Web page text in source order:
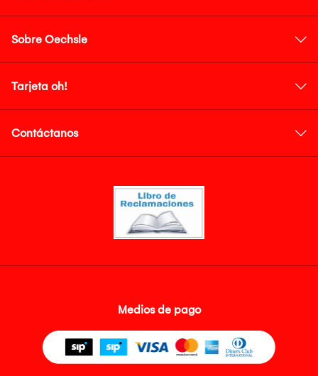
Sobre Oechsle
Tarjeta oh!
Contáctanos
Medios de pago